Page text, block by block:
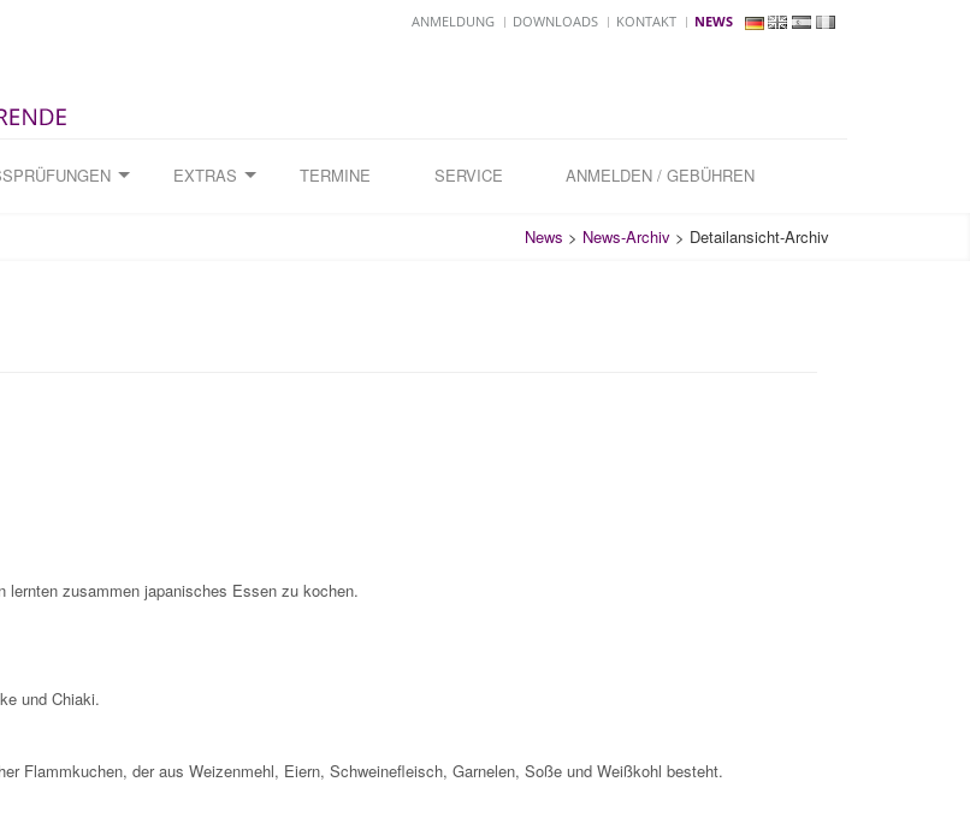
ANMELDUNG DOWNLOADS KONTAKT NEWS
EXTRAS TERMINE SERVICE ANMELDEN / GEBÜHREN
News > News-Archiv > Detailansicht-Archiv
lernten zusammen japanisches Essen zu kochen.
und Chiaki.
Flammkuchen, der aus Weizenmehl, Eiern, Schweinefleisch, Garnelen, Soße und Weißkohl besteht.